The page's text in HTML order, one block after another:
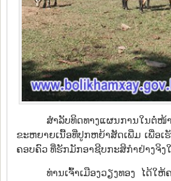
ສຳລັບທິດທາງແຜນການໃນ
ຂະຫຍາຍເນື້ອທີ່ປູກຫຍ້າສັດເພີ່ມ ເພື່ອ
ຄອບຄົວ ທີ່ຮັກມັກອາຊີບກະສິກໍາຢ່າງຈິງ
ທ່ານເຈົ້າເມືອງວຽງທອງ ໄດ້ໃ